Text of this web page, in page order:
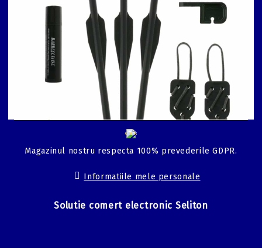
031 005 05 76
GDPR
Magazinul nostru respecta 100% prevederile GDPR.
Informatiile mele personale
Solutie comert electronic Seliton